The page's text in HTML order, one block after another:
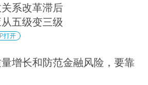
系改革滞后
五级变三级
打开
增长和防范金融风险，要靠